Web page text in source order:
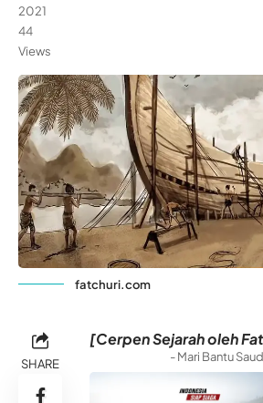
2021
44
Views
fatchuri.com
SHARE
[Cerpen Sejarah oleh
- Mari Bantu